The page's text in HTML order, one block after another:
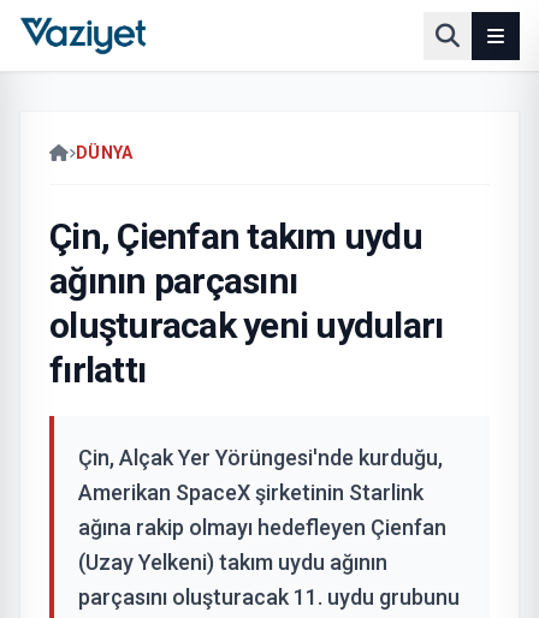
DÜNYA
Çin, Çienfan takım uydu
ağının parçasını
oluşturacak yeni uyduları
fırlattı
Çin, Alçak Yer Yörüngesi'nde kurduğu,
Amerikan SpaceX şirketinin Starlink
ağına rakip olmayı hedefleyen Çienfan
(Uzay Yelkeni) takım uydu ağının
parçasını oluşturacak 11. uydu grubunu